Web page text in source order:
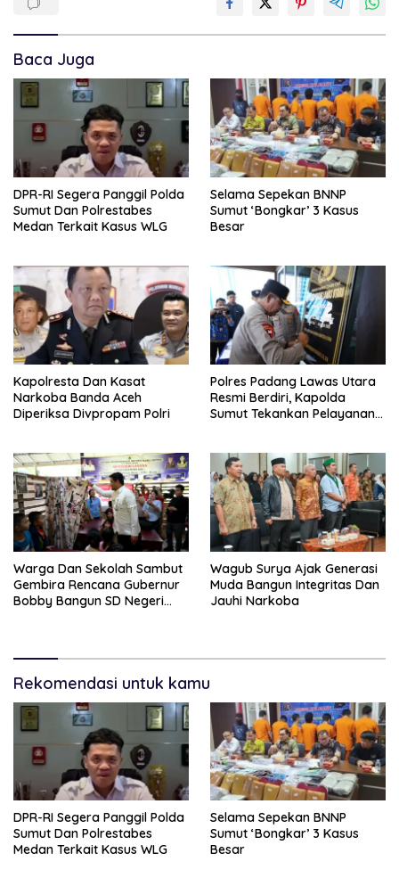
Baca Juga
DPR-RI Segera Panggil Polda
Sumut Dan Polrestabes
Medan Terkait Kasus WLG
Selama Sepekan BNNP
Sumut ‘Bongkar’ 3 Kasus
Besar
Kapolresta Dan Kasat
Narkoba Banda Aceh
Diperiksa Divpropam Polri
Polres Padang Lawas Utara
Resmi Berdiri, Kapolda
Sumut Tekankan Pelayanan
Warga Dan Sekolah Sambut
Gembira Rencana Gubernur
Bobby Bangun SD Negeri
Wagub Surya Ajak Generasi
Muda Bangun Integritas Dan
Jauhi Narkoba
Rekomendasi untuk kamu
DPR-RI Segera Panggil Polda
Sumut Dan Polrestabes
Medan Terkait Kasus WLG
Selama Sepekan BNNP
Sumut ‘Bongkar’ 3 Kasus
Besar